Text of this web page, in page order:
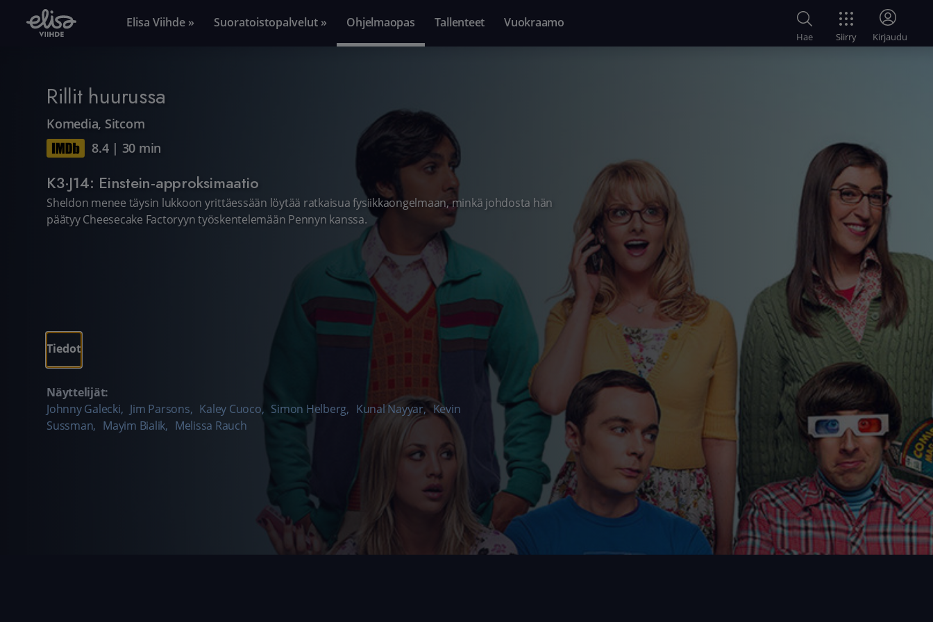
Elisa Viihde » Suoratoistopalvelut » Ohjelmaopas Tallenteet Vuokraamo
Hae Siirry Kirjaudu
Rillit huurussa
Komedia, Sitcom
8.4| 30 min
K3·J14: Einstein-approksimaatio
Sheldon menee täysin lukkoon yrittäessään löytää ratkaisua fysiikkaongelmaan, minkä johdosta hän
päätyy Cheesecake Factoryyn työskentelemään Pennyn kanssa.
Tiedot
Näyttelijät:
Johnny Galecki, Jim Parsons, Kaley Cuoco, Simon Helberg, Kunal Nayyar, Kevin
Sussman, Mayim Bialik, Melissa Rauch